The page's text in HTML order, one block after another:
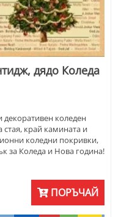
дядо Коледа
коледен
стая, край камината и
коледни покривки,
за Коледа и Нова година!
ПОРЪЧАЙ